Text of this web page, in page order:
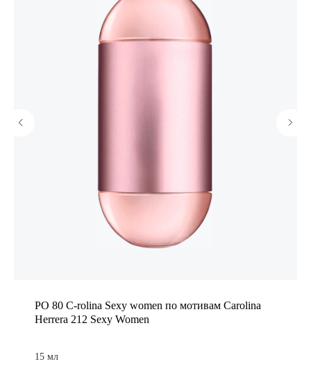
PO 80 C-rolina Sexy women по мотивам Carolina
Herrera 212 Sexy Women
15 мл